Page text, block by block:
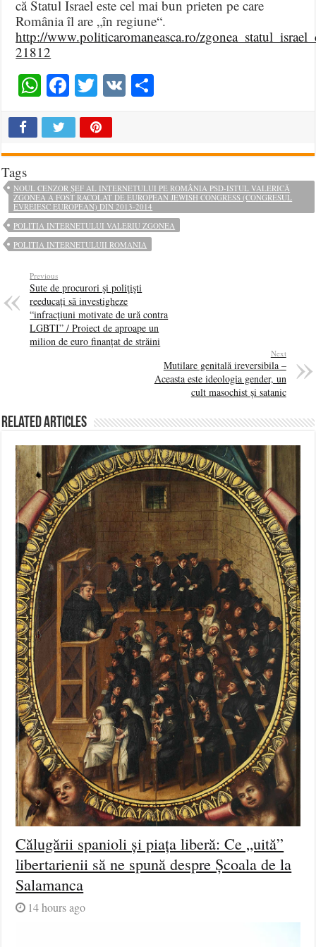
că Statul Israel este cel mai bun prieten pe care
România îl are „în regiune“.
http://www.politicaromaneasca.ro/
21812
WhatsApp
Facebook
Twitter
VK
Tags
NOUL CENZOR ŞEF AL INTERNETULUI PE ROMÂNIA PSD-ISTUL VALERICĂ
ZGONEA A FOST RACOLAT DE EUROPEAN JEWISH CONGRESS (CONGRESUL
EVREIESC EUROPEAN) DIN 2013-2014
POLITIA INTERNETULUI VALERIU ZGONEA
POLITIA INTERNETULUII ROMANIA
Previous
Sute de procurori şi poliţişti
reeducați să investigheze
“infracţiuni motivate de ură contra
LGBTI” / Proiect de aproape un
milion de euro finanțat de străini
Next
Mutilare genitală ireversibila –
Aceasta este ideologia gender, un
cult masochist și satanic
Related Articles
Călugării spanioli și piața liberă: Ce „uită”
libertarienii să ne spună despre Școala de la
Salamanca
14 hours ago